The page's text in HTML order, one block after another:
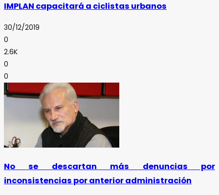
IMPLAN capacitará a ciclistas urbanos
30/12/2019
0
2.6K
0
0
No se descartan más denuncias por
inconsistencias por anterior administración